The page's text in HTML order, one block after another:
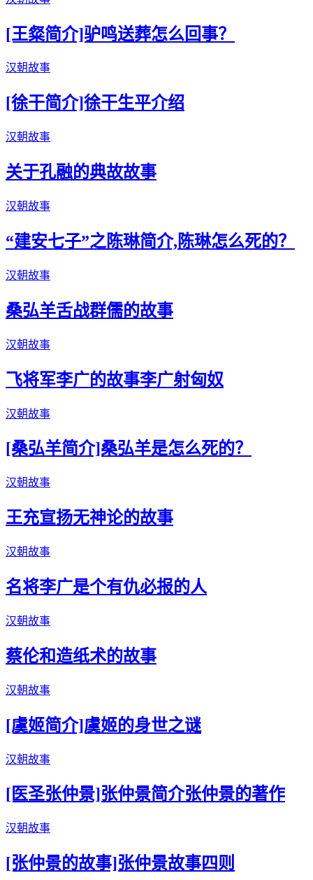
[王粲简介]驴鸣送葬怎么回事？
汉朝故事
[徐干简介]徐干生平介绍
汉朝故事
关于孔融的典故故事
汉朝故事
“建安七子”之陈琳简介,陈琳怎么死的？
汉朝故事
桑弘羊舌战群儒的故事
汉朝故事
飞将军李广的故事李广射匈奴
汉朝故事
[桑弘羊简介]桑弘羊是怎么死的？
汉朝故事
王充宣扬无神论的故事
汉朝故事
名将李广是个有仇必报的人
汉朝故事
蔡伦和造纸术的故事
汉朝故事
[虞姬简介]虞姬的身世之谜
汉朝故事
[医圣张仲景]张仲景简介张仲景的著作
汉朝故事
[张仲景的故事]张仲景故事四则